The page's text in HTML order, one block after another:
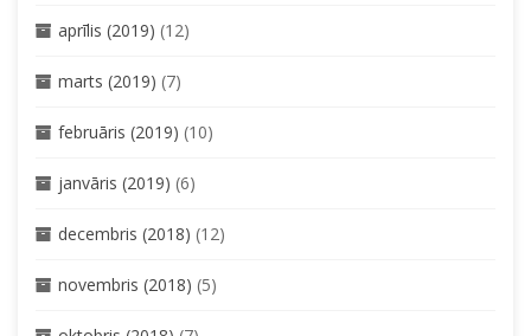
aprīlis (2019) (12)
marts (2019) (7)
februāris (2019) (10)
janvāris (2019) (6)
decembris (2018) (12)
novembris (2018) (5)